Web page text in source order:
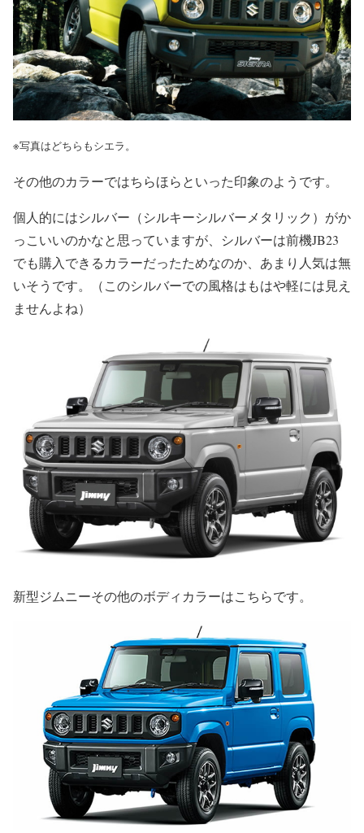
※写真はどちらもシエラ。
その他のカラーではちらほらといった印象のようです。
個人的にはシルバー（シルキーシルバーメタリック）がか
っこいいのかなと思っていますが、シルバーは前機JB23
でも購入できるカラーだったためなのか、あまり人気は無
いそうです。（このシルバーでの風格はもはや軽には見え
ませんよね）
新型ジムニーその他のボディカラーはこちらです。